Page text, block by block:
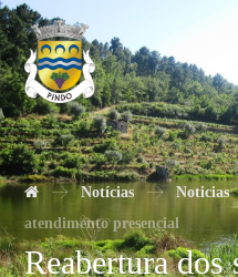
Notícias Noticias
atendimento presencial
Reabertura dos